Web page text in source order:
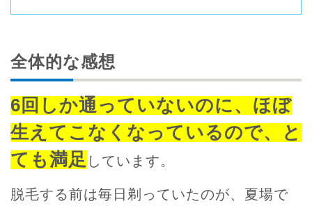
全体的な感想
6回しか通っていないのに、ほぼ
生えてこなくなっているので、と
ても満足 しています。
脱毛する前は毎日剃っていたのが、夏場で